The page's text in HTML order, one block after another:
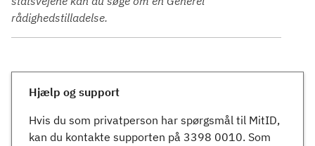
rådighedstilladelse.
Hjælp og support
Hvis du som privatperson har spørgsmål til MitID,
kan du kontakte supporten på 3398 0010. Som